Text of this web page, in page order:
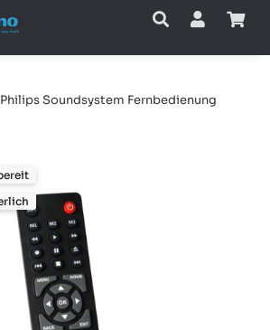
Philips Soundsystem Fernbedienung